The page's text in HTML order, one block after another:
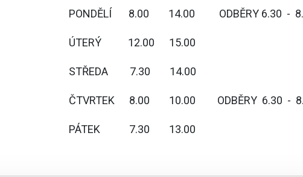
PONDĚLÍ 8.00 14.00 ODBĚRY 6.30 -
ÚTERÝ 12.00 15.00
STŘEDA 7.30 14.00
ČTVRTEK 8.00 10.00 ODBĚRY 6.30 -
PÁTEK 7.30 13.00